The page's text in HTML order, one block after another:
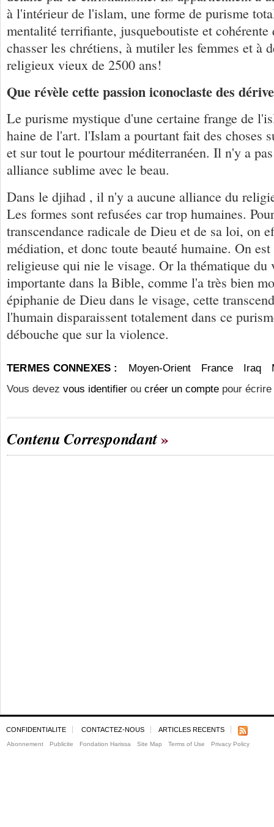
à l'intérieur de l'islam, une forme de purisme
mentalité terrifiante, jusqueboutiste et
chasser les chrétiens, à mutiler les femmes et à
religieux vieux de 2500 ans!
Que révèle cette passion iconoclaste des
Le purisme mystique d'une certaine frange de
haine de l'art. l'Islam a pourtant fait des choses
et sur tout le pourtour méditerranéen. Il n'y a
alliance sublime avec le beau.
Dans le djihad , il n'y a aucune alliance du
Les formes sont refusées car trop humaines.
transcendance radicale de Dieu et de sa loi, on
médiation, et donc toute beauté humaine. On
religieuse qui nie le visage. Or la thématique du
importante dans la Bible, comme l'a très bien
épiphanie de Dieu dans le visage, cette
l'humain disparaissent totalement dans ce
débouche que sur la violence.
TERMES CONNEXES : Moyen-Orient France Iraq
Vous devez vous identifier ou créer un compte pour
Contenu Correspondant
CONFIDENTIALITE CONTACTEZ-NOUS ARTICLES RECENTS
Abonnement Publicite Fondation Harissa Site Map Terms of Use Privacy Policy